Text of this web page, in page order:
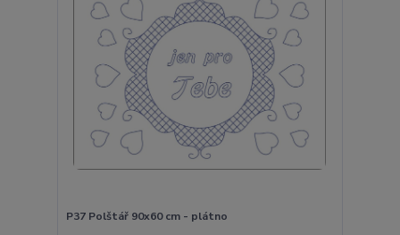
P37 Polštář 90x60 cm - plátno